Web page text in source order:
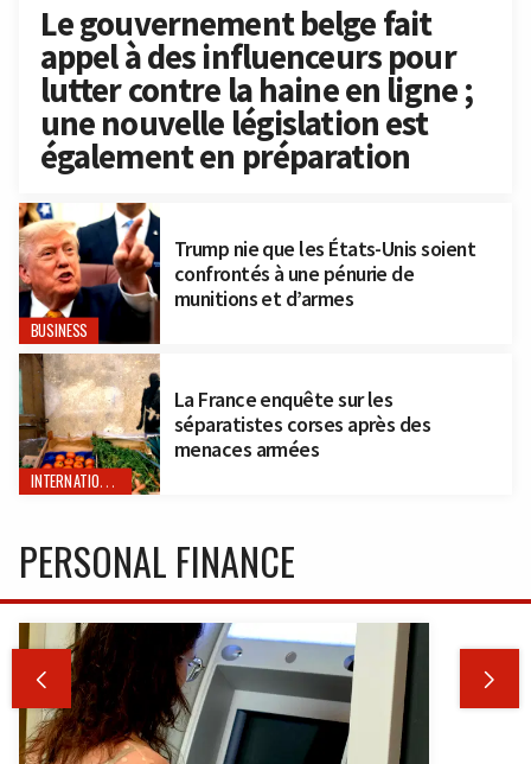
Le gouvernement belge fait
appel à des influenceurs pour
lutter contre la haine en ligne ;
une nouvelle législation est
également en préparation
BUSINESS
Trump nie que les États-Unis soient
confrontés à une pénurie de
munitions et d’armes
INTERNATIONAL
La France enquête sur les
séparatistes corses après des
menaces armées
PERSONAL FINANCE
 